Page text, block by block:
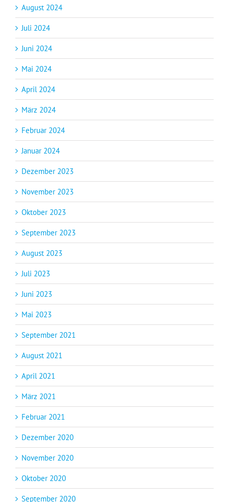
August 2024
Juli 2024
Juni 2024
Mai 2024
April 2024
März 2024
Februar 2024
Januar 2024
Dezember 2023
November 2023
Oktober 2023
September 2023
August 2023
Juli 2023
Juni 2023
Mai 2023
September 2021
August 2021
April 2021
März 2021
Februar 2021
Dezember 2020
November 2020
Oktober 2020
September 2020